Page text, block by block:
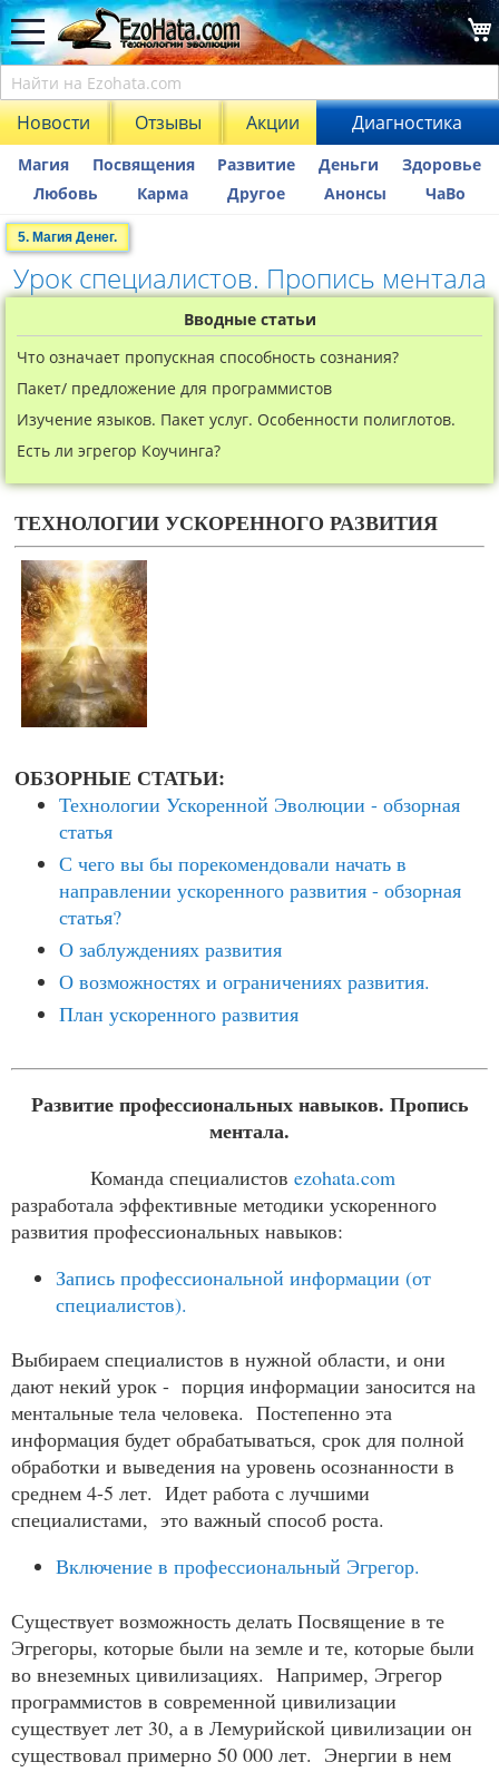
Новости Отзывы Акции Диагностика
Магия Посвящения Развитие Деньги
Здоровье
Любовь
Карма Другое Анонсы ЧаВо
5. Магия Денег.
Урок специалистов. Пропись ментала
Вводные статьи
Что означает пропускная способность сознания?
Пакет/ предложение для программистов
Изучение языков. Пакет услуг. Особенности полиглотов.
Есть ли эгрегор Коучинга?
ТЕХНОЛОГИИ УСКОРЕННОГО РАЗВИТИЯ
ОБЗОРНЫЕ СТАТЬИ:
Технологии Ускоренной Эволюции - обзорная
статья
С чего вы бы порекомендовали начать в
направлении ускоренного развития - обзорная
статья?
О заблуждениях развития
О возможностях и ограничениях развития.
План ускоренного развития
Развитие профессиональных навыков. Пропись
ментала.
Команда специалистов ezohata.com
разработала эффективные методики ускоренного
развития профессиональных навыков:
Запись профессиональной информации (от
специалистов).
Выбираем специалистов в нужной области, и они
дают некий урок - порция информации заносится на
ментальные тела человека. Постепенно эта
информация будет обрабатываться, срок для полной
обработки и выведения на уровень осознанности в
среднем 4-5 лет. Идет работа с лучшими
специалистами, это важный способ роста.
Включение в профессиональный Эгрегор.
Существует возможность делать Посвящение в те
Эгрегоры, которые были на земле и те, которые были
во внеземных цивилизациях. Например, Эгрегор
программистов в современной цивилизации
существует лет 30, а в Лемурийской цивилизации он
существовал примерно 50 000 лет. Энергии в нем